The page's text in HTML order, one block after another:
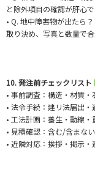
と除外項目の確認が肝心で
• Q. 地中障害物が出たら
取り決め、写真と数量で合
10. 発注前チェックリスト
• 事前調査：構造・材質・
• 法令手続：建リ法届出
• 工法計画：養生・動線・
• 見積確認：含む/含まな
• 近隣対応：挨拶・掲示・